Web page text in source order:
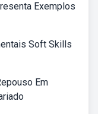
Exemplos
Soft Skills
Em